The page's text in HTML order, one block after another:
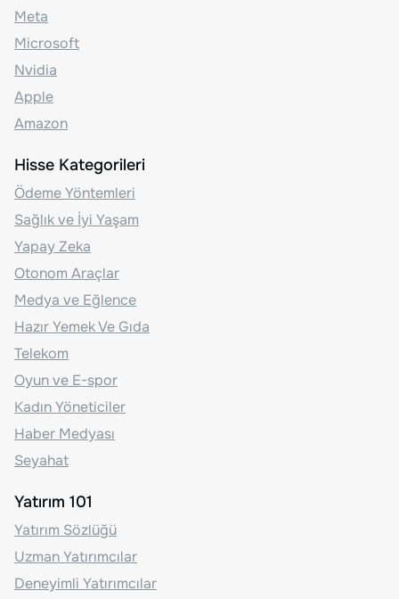
Meta
Microsoft
Nvidia
Apple
Amazon
Hisse Kategorileri
Ödeme Yöntemleri
Sağlık ve İyi Yaşam
Yapay Zeka
Otonom Araçlar
Medya ve Eğlence
Hazır Yemek Ve Gıda
Telekom
Oyun ve E-spor
Kadın Yöneticiler
Haber Medyası
Seyahat
Yatırım 101
Yatırım Sözlüğü
Uzman Yatırımcılar
Deneyimli Yatırımcılar